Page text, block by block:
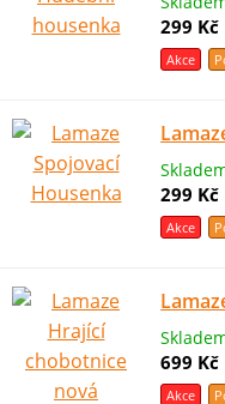
299 Kč
Akce
299 Kč
Akce
699 Kč
Akce